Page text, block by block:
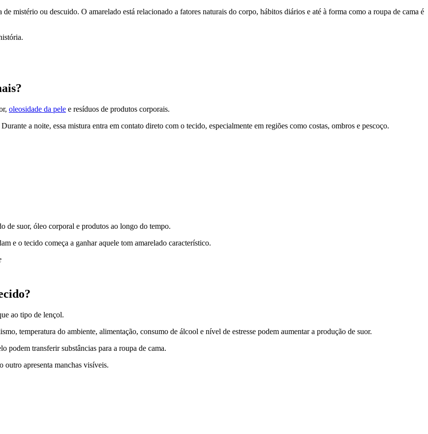
mistério ou descuido. O amarelado está relacionado a fatores naturais do corpo, hábitos diários e até à forma como a roupa de cama é
oleosidade da pele e resíduos de produtos corporais.
a noite, essa mistura entra em contato direto com o tecido, especialmente em regiões como costas, ombros e pescoço.
de suor, óleo corporal e produtos ao longo do tempo.
e o tecido começa a ganhar aquele tom amarelado característico.
ao tipo de lençol.
temperatura do ambiente, alimentação, consumo de álcool e nível de estresse podem aumentar a produção de suor.
podem transferir substâncias para a roupa de cama.
outro apresenta manchas visíveis.